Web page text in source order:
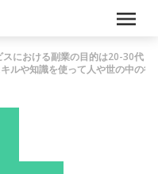
menu
スにおける副業の目的は20-30代「
ルや知識を使って人や世の中の役